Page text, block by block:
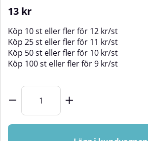
13 kr
Köp 10 st eller fler för 12 kr/st
Köp 25 st eller fler för 11 kr/st
Köp 50 st eller fler för 10 kr/st
Köp 100 st eller fler för9 kr/st